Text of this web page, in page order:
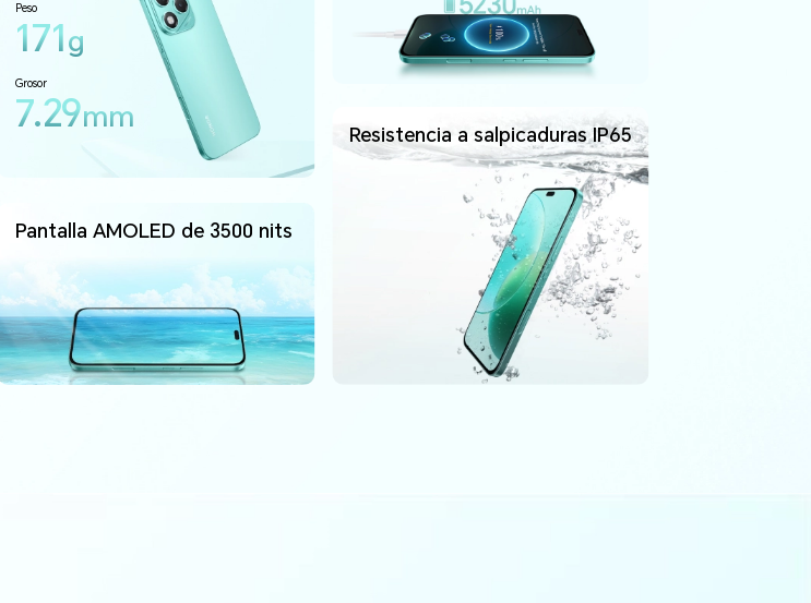
Peso
171g
Grosor
7.29mm
Pantalla AMOLED de 3500 nits
Resistencia a salpicaduras IP65